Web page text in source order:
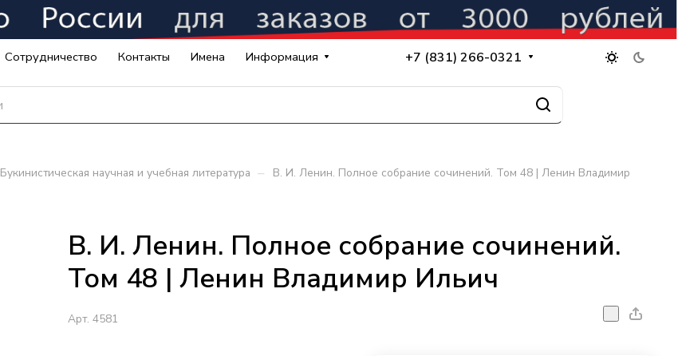
Сотрудничество Контакты Имена Информация +7 (831) 266-0321
Букинистическая научная и учебная литература –
В. И. Ленин. Полное собрание сочинений. Том 48 | Ленин Владимир
В. И. Ленин. Полное собрание сочинений.
Том 48 | Ленин Владимир Ильич
Арт. 4581